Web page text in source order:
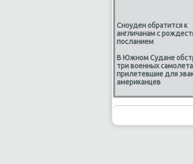
Сноуден обратится к
англичанам с
посланием
В Южном Судане
три военных
прилетевшие для
американцев